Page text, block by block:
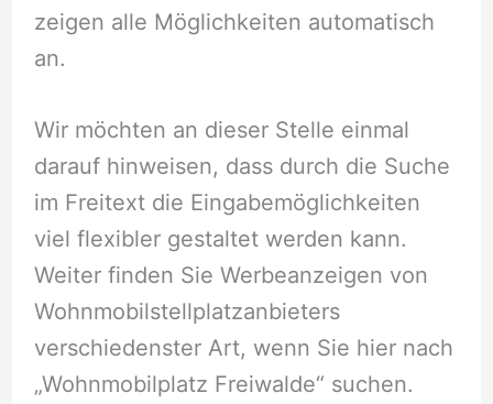
zeigen alle Möglichkeiten automatisch
an.
Wir möchten an dieser Stelle einmal
darauf hinweisen, dass durch die Suche
im Freitext die Eingabemöglichkeiten
viel flexibler gestaltet werden kann.
Weiter finden Sie Werbeanzeigen von
Wohnmobilstellplatzanbieters
verschiedenster Art, wenn Sie hier nach
„Wohnmobilplatz Freiwalde“ suchen.